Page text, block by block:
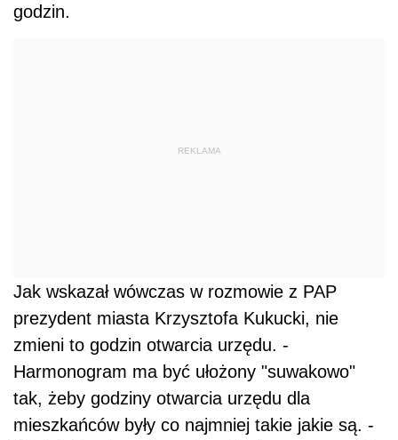
godzin.
REKLAMA
Jak wskazał wówczas w rozmowie z PAP
prezydent miasta Krzysztofa Kukucki, nie
zmieni to godzin otwarcia urzędu. -
Harmonogram ma być ułożony "suwakowo"
tak, żeby godziny otwarcia urzędu dla
mieszkańców były co najmniej takie jakie są. -